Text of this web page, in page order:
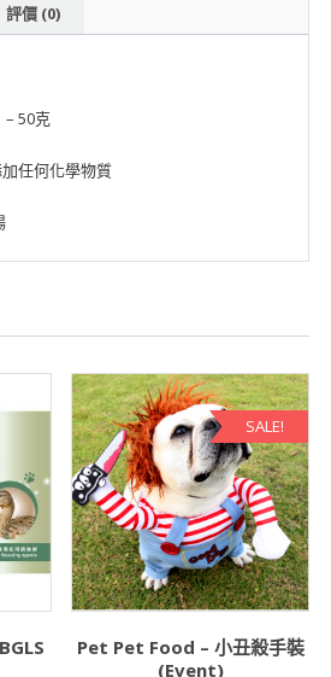
評價 (0)
50克
任何化學物質
SALE!
Pet Pet Food – 小丑殺手裝
(Event)